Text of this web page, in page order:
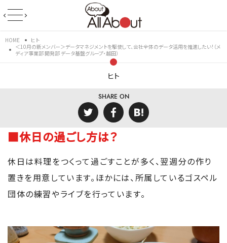
HOME
ヒト
＜10月の新メンバー＞データマネジメントを駆使して、会社全体のデータ活用を推進したい！（メ
ディア事業部 開発部 データ基盤グループ・越田）
ヒト
SHARE ON
■休日の過ごし方は？
休日は料理をつくって過ごすことが多く、翌週分の作り
置きを用意しています。ほかには、所属しているゴスペル
団体の練習やライブを行っています。